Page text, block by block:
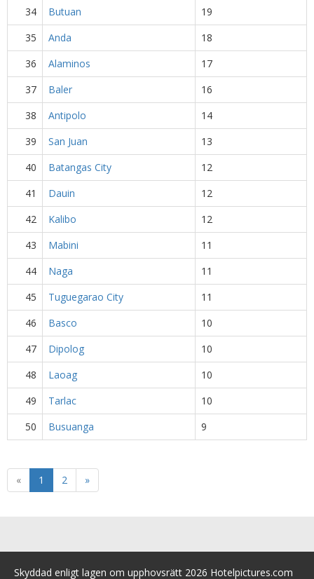
34
Butuan
19
35
Anda
18
36
Alaminos
17
37
Baler
16
38
Antipolo
14
39
San Juan
13
40
Batangas City
12
41
Dauin
12
42
Kalibo
12
43
Mabini
11
44
Naga
11
45
Tuguegarao City
11
46
Basco
10
47
Dipolog
10
48
Laoag
10
49
Tarlac
10
50
Busuanga 9
« 1 2 »
Skyddad enligt lagen om upphovsrätt 2026 Hotelpictures.com